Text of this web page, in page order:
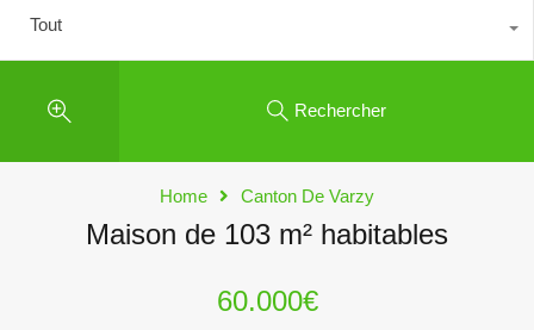
Tout
Rechercher
Home Canton De Varzy
Maison de 103 m² habitables
60.000€